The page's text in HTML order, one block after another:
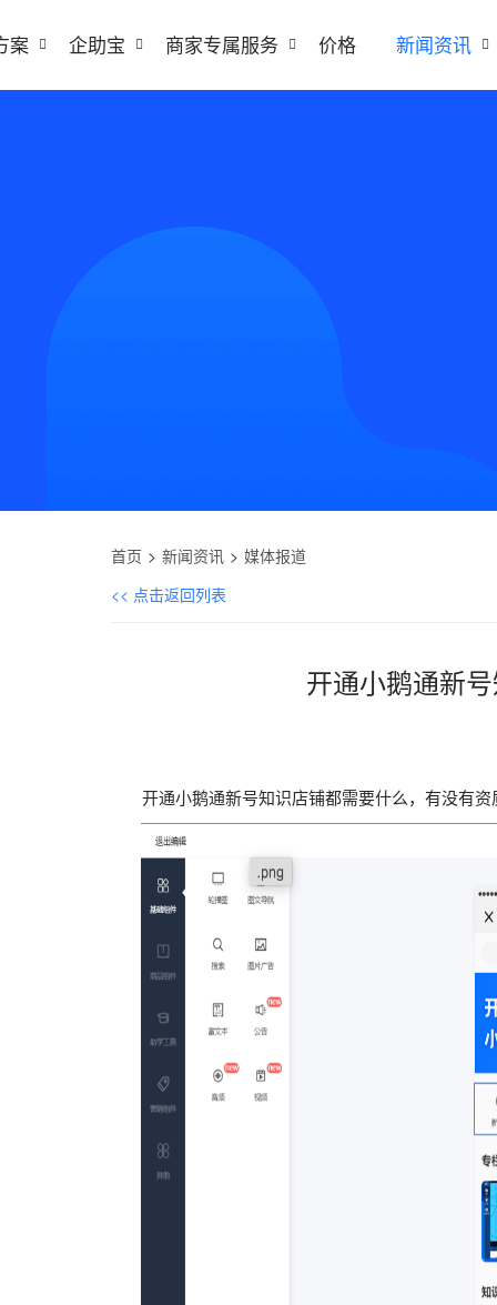
案 企助宝 商家专属服务 价格 新闻资讯
首页 新闻资讯
媒体报道
<< 点击返回列表
开通小鹅通新
开通小鹅通新号知识店铺都需要什么，有没有资